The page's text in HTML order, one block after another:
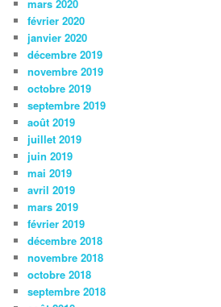
mars 2020
février 2020
janvier 2020
décembre 2019
novembre 2019
octobre 2019
septembre 2019
août 2019
juillet 2019
juin 2019
mai 2019
avril 2019
mars 2019
février 2019
décembre 2018
novembre 2018
octobre 2018
septembre 2018